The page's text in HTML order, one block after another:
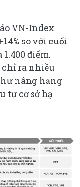
VN-Index
so với cuối
điểm.
chỉ ra nhiều
nâng hạng
tư cơ sở hạ